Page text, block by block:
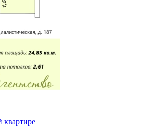
квартире